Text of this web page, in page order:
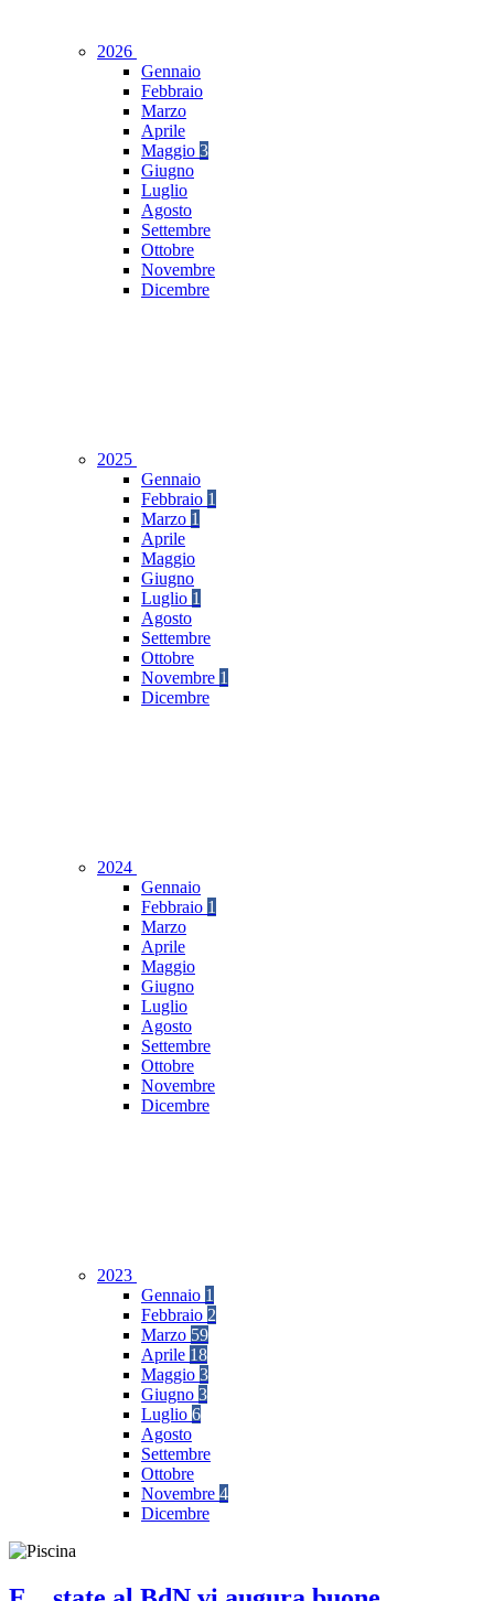
2026
Gennaio
Febbraio
Marzo
Aprile
Maggio 3
Giugno
Luglio
Agosto
Settembre
Ottobre
Novembre
Dicembre
2025
Gennaio
Febbraio 1
Marzo 1
Aprile
Maggio
Giugno
Luglio 1
Agosto
Settembre
Ottobre
Novembre 1
Dicembre
2024
Gennaio
Febbraio 1
Marzo
Aprile
Maggio
Giugno
Luglio
Agosto
Settembre
Ottobre
Novembre
Dicembre
2023
Gennaio 1
Febbraio 2
Marzo 59
Aprile 18
Maggio 3
Giugno 3
Luglio 6
Agosto
Settembre
Ottobre
Novembre 4
Dicembre